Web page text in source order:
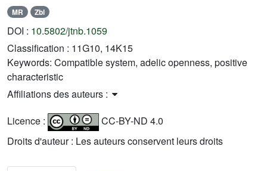
MR Zbl
DOI : 10.5802/jtnb.1059
Classification : 11G10, 14K15
Keywords: Compatible system, adelic openness, positive
characteristic
Affiliations des auteurs :
Licence :
CC-BY-ND 4.0
Droits d'auteur : Les auteurs conservent leurs droits